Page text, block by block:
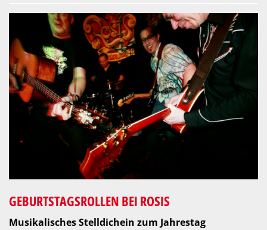
GEBURTSTAGSROLLEN BEI ROSIS
Musikalisches Stelldichein zum Jahrestag